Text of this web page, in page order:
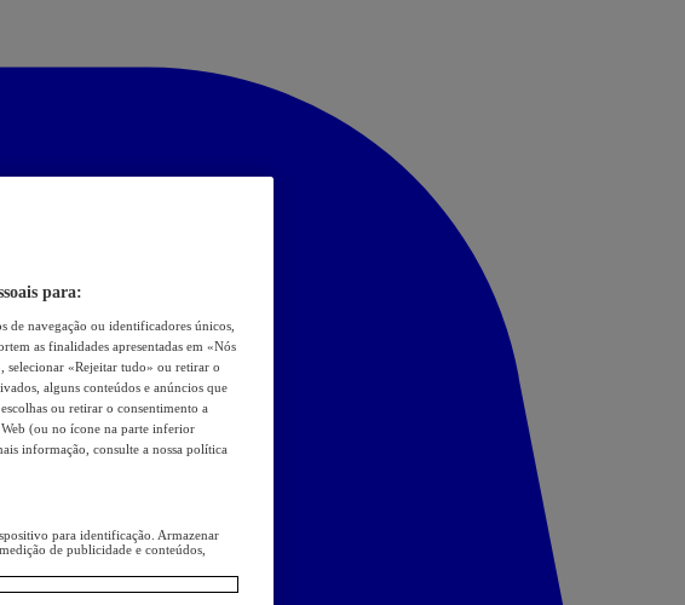
para:
de navegação ou identificadores únicos,
as finalidades apresentadas em «Nós
selecionar «Rejeitar tudo» ou retirar o
alguns conteúdos e anúncios que
ou retirar o consentimento a
(ou no ícone na parte inferior
informação, consulte a nossa política
para identificação. Armazenar
de publicidade e conteúdos,